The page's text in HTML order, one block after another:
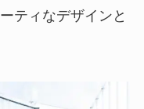
ティなデザインと